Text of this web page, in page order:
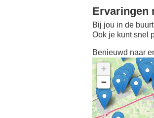
Ervaringen
Bij jou in de
Ook je kunt snel
Benieuwd naar
Ontdek
jou
+
−